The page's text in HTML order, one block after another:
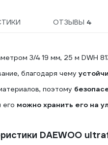
ОТЗЫВЫ 4
3/4 19 мм, 25 м DWH
благодаря чему
поэтому
его можно хранить его на
DAEWOO